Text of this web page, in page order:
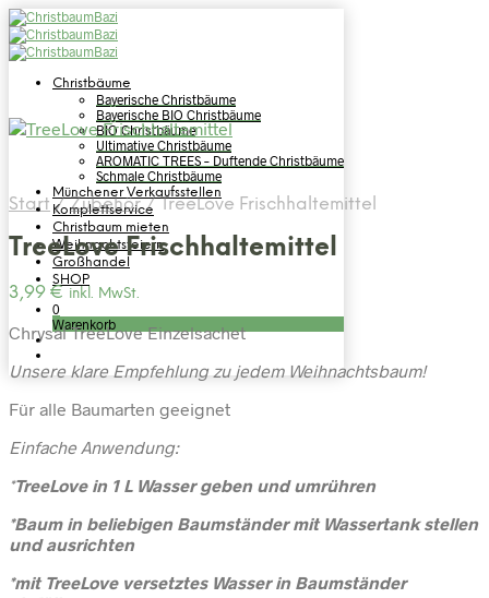
Christbäume
Bayerische Christbäume
Bayerische BIO Christbäume
BIO Christbäume
Ultimative Christbäume
AROMATIC TREES – Duftende Christbäume
Schmale Christbäume
Münchener Verkaufsstellen
Komplettservice
Christbaum mieten
Weihnachtsfeiern
Großhandel
SHOP
0
Warenkorb
Start / Zubehör /TreeLove Frischhaltemittel
TreeLove Frischhaltemittel
3,99 € inkl. MwSt.
Chrysal TreeLove Einzelsachet
Unsere klare Empfehlung zu jedem Weihnachtsbaum!
Für alle Baumarten geeignet
Einfache Anwendung:
*TreeLove in 1 L Wasser geben und umrühren
*Baum in beliebigen Baumständer mit Wassertank stellen
und ausrichten
*mit TreeLove versetztes Wasser in Baumständer